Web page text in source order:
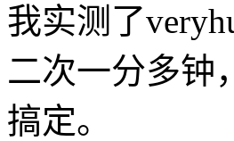
我实测了
二次一分多钟
搞定。